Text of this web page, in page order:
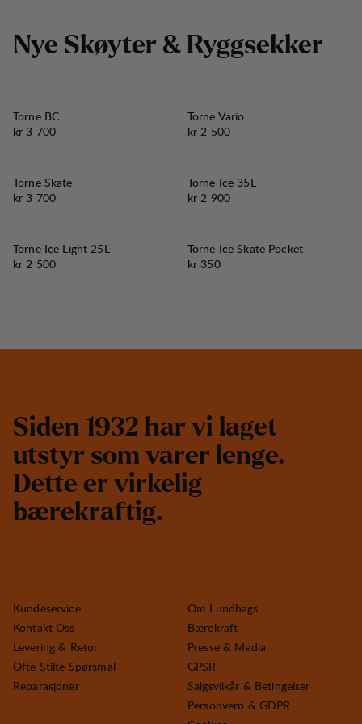
Nye Skøyter & Ryggsekker
Torne BC
Pris:
kr 3 700
Torne Vario
Pris:
kr 2 500
Torne Skate
Pris:
kr 3 700
Torne Ice 35L
Pris:
kr 2 900
Torne Ice Light 25L
Pris:
kr 2 500
Torne Ice Skate Pocket
Pris:
kr 350
Siden 1932 har vi laget
utstyr som varer lenge.
Dette er virkelig
bærekraftig.
Kundeservice
Kontakt Oss
Levering & Retur
Ofte Stilte Spørsmal
Reparasjoner
Om Lundhags
Bærekraft
Presse & Media
GPSR
Salgsvilkår & Betingelser
Personvern & GDPR